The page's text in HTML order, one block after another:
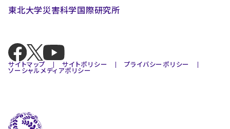
東北大学災害科学国際研究所
サイトマップ サイトポリシー プライバシーポリシー
ソーシャルメディアポリシー